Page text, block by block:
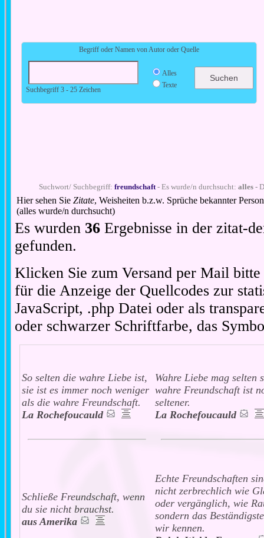
Begriff oder Namen von Autor oder Quelle
Suchbegriff 3 - 25 Zeichen
Alles
Texte
Suchwort/ Suchbegriff:freundschaft- Es wurde/n durchsucht:alles -
Hier sehen SieZitate, Weisheiten b.z.w. Sprüche bekannter
(alles wurde/n durchsucht)
Es wurden 36 Ergebnisse in der zitat-
gefunden.
Klicken Sie zum Versand per Mail
für die Anzeige der Quellcodes zur
JavaScript, .php Datei oder als
oder schwarzer Schriftfarbe, das
So selten die wahre Liebe ist,
sie ist es immer noch weniger
als die wahre Freundschaft.
La Rochefoucauld
Wahre Liebe mag selten
wahre Freundschaft ist
seltener.
La Rochefoucauld
Schließe Freundschaft, wenn
du sie nicht brauchst.
aus Amerika
Echte Freundschaften
nicht zerbrechlich wie
oder vergänglich, wie
sondern das
wir kennen.